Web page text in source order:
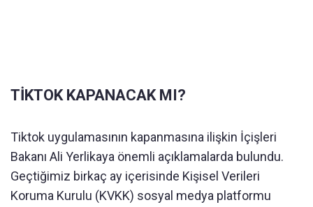
TİKTOK KAPANACAK MI?
Tiktok uygulamasının kapanmasına ilişkin İçişleri
Bakanı Ali Yerlikaya önemli açıklamalarda bulundu.
Geçtiğimiz birkaç ay içerisinde Kişisel Verileri
Koruma Kurulu (KVKK) sosyal medya platformu